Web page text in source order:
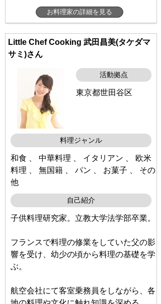
お料理家の詳細を見る
Little Chef Cooking 武田昌美(タケダマ
サミ)さん
活動拠点
東京都世田谷区
料理ジャンル
和食 、 中華料理 、 イタリアン 、 欧米
料理 、 無国籍 、 パン 、 お菓子 、 その
他
自己紹介
子供料理研究家。立教大学法学部卒業。
フランスで料理の修業をしていた父の影
響を受け、幼少の頃から料理の基礎を学
ぶ。
航空会社にて客室乗務員をしながら、各